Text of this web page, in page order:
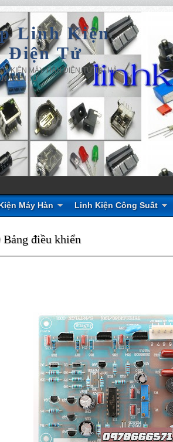
Linh Kiện
Điện Tử
KIỆN MÁY HÀN ĐIỆN TỬ TẠI HÀ
ĐIỆN TỬ
Máy Hàn Linh Kiện Công Suất
điều khiển